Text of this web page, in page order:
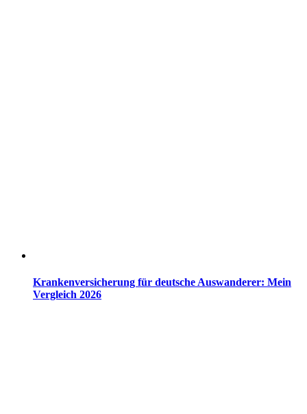
Krankenversicherung für deutsche Auswanderer: Mein
Vergleich 2026